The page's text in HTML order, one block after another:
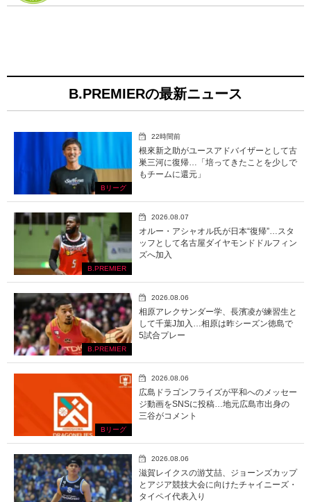
B.PREMIERの最新ニュース
Bリーグ
22時間前
根來新之助がユースアドバイザーとして古
巣三河に復帰…「培ってきたことを少しで
もチームに還元」
B.PREMIER
2026.08.07
オルー・アシャオル氏が日本“復帰”…スタ
ッフとして名古屋ダイヤモンドドルフィン
ズへ加入
B.PREMIER
2026.08.06
相原アレクサンダー学、長濱凌が練習生と
して千葉J加入…相原は昨シーズン徳島で
5試合プレー
Bリーグ
2026.08.06
広島ドラゴンフライズが平和へのメッセー
ジ動画をSNSに投稿…地元広島市出身の
三谷がコメント
2026.08.06
滋賀レイクスの游艾喆、ジョーンズカップ
とアジア競技大会に向けたチャイニーズ・
タイペイ代表入り